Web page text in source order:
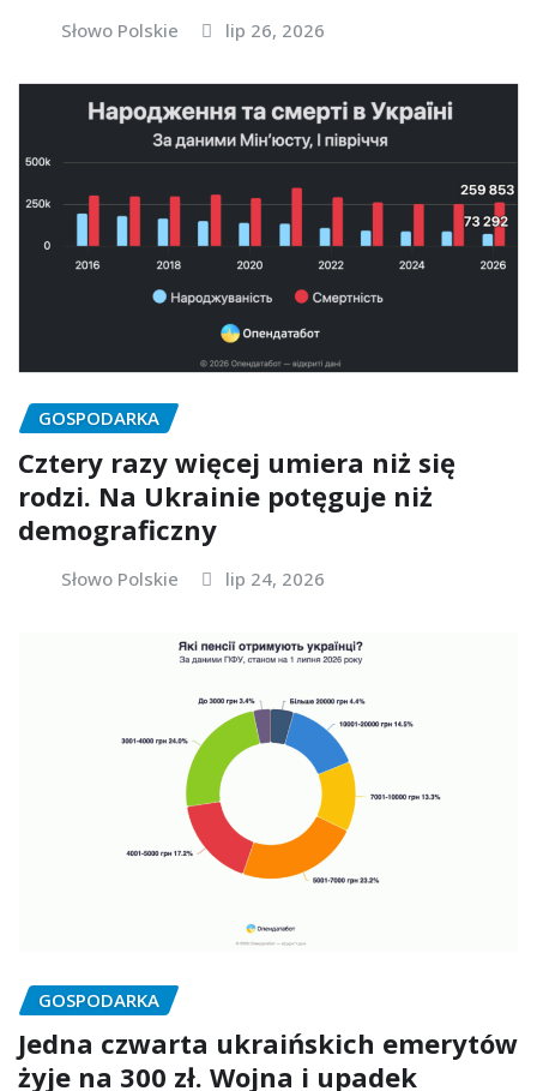
Słowo Polskie lip 26, 2026
GOSPODARKA
Cztery razy więcej umiera niż się
rodzi. Na Ukrainie potęguje niż
demograficzny
Słowo Polskie lip 24, 2026
GOSPODARKA
Jedna czwarta ukraińskich emerytów
żyje na 300 zł. Wojna i upadek